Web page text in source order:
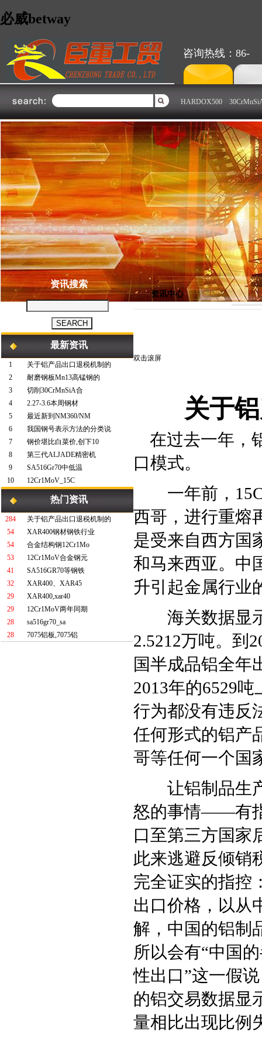
必威betway
咨询热线：86-
HARDOX500
不锈钢部 钢板部
不锈钢部
上海必威betway不锈钢部主要经
销国内外各大钢铁厂上海克虏
伯、广州联众、宁波宝新、山西
太钢、张家港浦项、昆山大庚、
宝钢集团、台湾烨联、南非哥伦
布、日本、芬兰OUTOKUMP
U、南非Colum......了解更多
资讯搜索
最新资讯
1
关于铝产品出口退税机制的
2
耐磨钢板Mn13高锰钢的
3
切削30CrMnSiA合
4
2.27-3.6本周钢材
5
最近新到NM360/NM
6
我国钢号表示方法的分类说
7
钢价堪比白菜价,创下10
8
第三代ALJADE精密机
9
SA516Gr70中低温
10
12Cr1MoV_15C
热门资讯
284
关于铝产品出口退税机制的
54
XAR400钢材钢铁行业
54
合金结构钢12Cr1Mo
53
12Cr1MoV合金钢元
41
SA516GR70等钢铁
32
XAR400、XAR45
29
XAR400,xar40
29
12Cr1MoV两年同期
28
sa516gr70_sa
28
7075铝板,7075铝
资讯中心
双击滚屏
关于
在过去一年，
口模式。
一年前，
西哥，进行重熔
是受来自西方国
和马来西亚。中
升引起金属行业
海关数据显示
2.5212万吨。到
国半成品铝全年
2013年的6529
行为都没有违反
任何形式的铝产
哥等任何一个国
让铝制品生产
怒的事情——有
口至第三方国家
此来逃避反倾销
完全证实的指控
出口价格，以从
解，中国的铝制
所以会有“中国
性出口”这一假
的铝交易数据显
量相比出现比例